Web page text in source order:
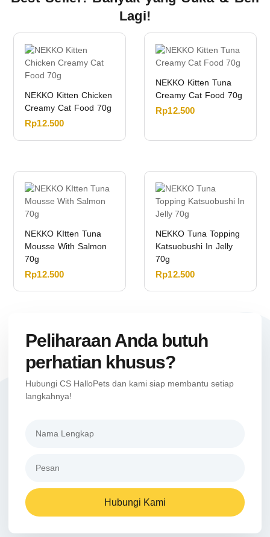
Lagi!
NEKKO Kitten Chicken
Creamy Cat Food 70g
Rp12.500
NEKKO Kitten Tuna
Creamy Cat Food 70g
Rp12.500
NEKKO KItten Tuna
Mousse With Salmon
70g
Rp12.500
NEKKO Tuna Topping
Katsuobushi In Jelly
70g
Rp12.500
Peliharaan Anda butuh
perhatian khusus?
Hubungi CS HalloPets dan kami siap membantu setiap
langkahnya!
Hubungi Kami